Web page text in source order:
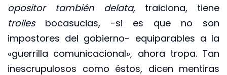
opositor
también delata, traiciona, tiene
trollesbocasucias, -si es que no son
impostores del gobierno- equiparables a la
«guerrilla comunicacional», ahora tropa. Tan
inescrupulosos como éstos, dicen mentiras